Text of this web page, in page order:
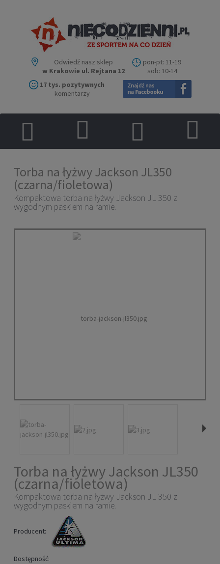
Odwiedź nasz sklep
w Krakowie ul. Rejtana 12
pon-pt: 11-19
sob: 10-14
17 tys. pozytywnych
komentarzy
Torba na łyżwy Jackson JL350
(czarna/fioletowa)
Kompaktowa torba na łyżwy Jackson JL 350 z
wygodnym paskiem na ramie.
Torba na łyżwy Jackson JL350
(czarna/fioletowa)
Kompaktowa torba na łyżwy Jackson JL 350 z
wygodnym paskiem na ramie.
Producent:
Dostępność: